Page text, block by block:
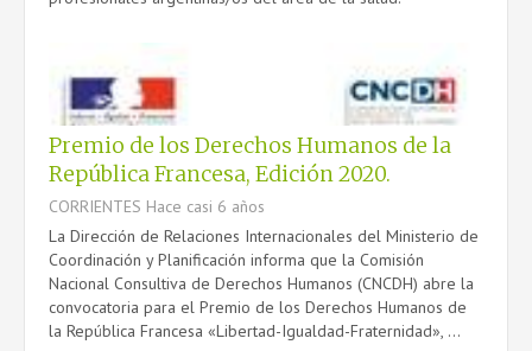
Premio de los Derechos Humanos de la
República Francesa, Edición 2020.
CORRIENTES Hace casi 6 años
La Dirección de Relaciones Internacionales del Ministerio de
Coordinación y Planificación informa que la Comisión
Nacional Consultiva de Derechos Humanos (CNCDH) abre la
convocatoria para el Premio de los Derechos Humanos de
la República Francesa «Libertad-Igualdad-Fraternidad», ...